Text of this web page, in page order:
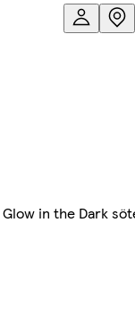
in the Dark